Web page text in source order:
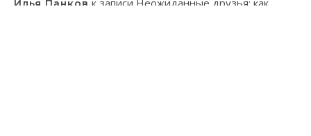
Илья Панков